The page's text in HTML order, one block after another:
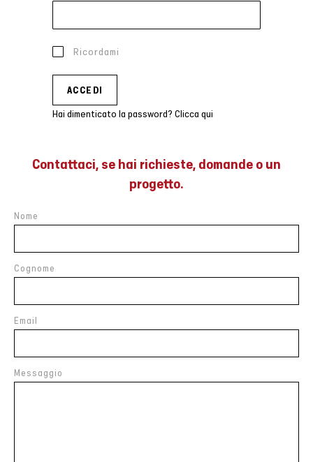
Ricordami
Hai dimenticato la password? Clicca qui
Contattaci, se hai richieste, domande o un
progetto.
Nome
Cognome
Email
Messaggio